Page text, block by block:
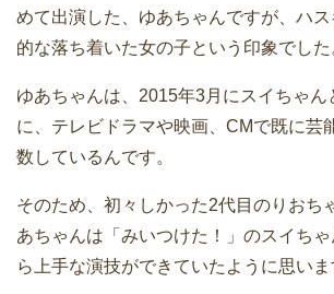
めて出演した、ゆあちゃんですが、ハ
的な落ち着いた女の子という印象でした
ゆあちゃんは、2015年3月にスイちゃん
に、テレビドラマや映画、CMで既に芸
数しているんです。
そのため、初々しかった2代目のりおち
あちゃんは「みいつけた！」のスイち
ら上手な演技ができていたように思いま